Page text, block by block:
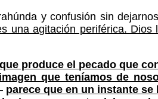
y confusión sin
agitación periférica.
produce el pecado que
que teníamos de
parece que en un instante se